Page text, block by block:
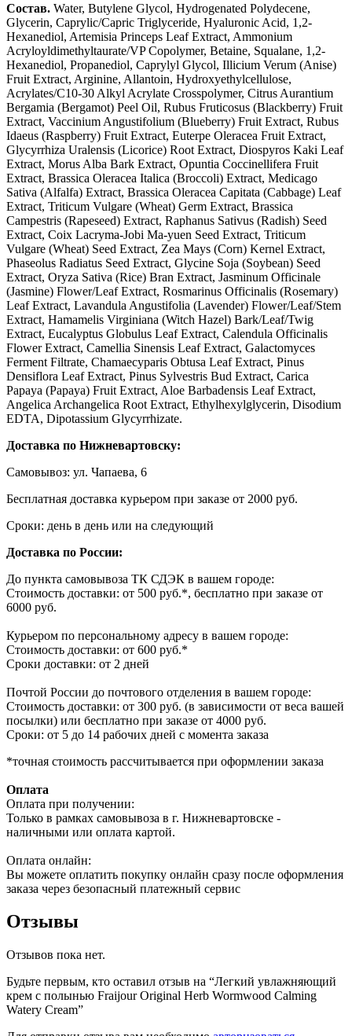
Состав. Water, Butylene Glycol, Hydrogenated Polydecene,
Glycerin, Caprylic/Capric Triglyceride, Hyaluronic Acid, 1,2-
Hexanediol, Artemisia Princeps Leaf Extract, Ammonium
Acryloyldimethyltaurate/VP Copolymer, Betaine, Squalane, 1,2-
Hexanediol, Propanediol, Caprylyl Glycol, Illicium Verum (Anise)
Fruit Extract, Arginine, Allantoin, Hydroxyethylcellulose,
Acrylates/C10-30 Alkyl Acrylate Crosspolymer, Citrus Aurantium
Bergamia (Bergamot) Peel Oil, Rubus Fruticosus (Blackberry) Fruit
Extract, Vaccinium Angustifolium (Blueberry) Fruit Extract, Rubus
Idaeus (Raspberry) Fruit Extract, Euterpe Oleracea Fruit Extract,
Glycyrrhiza Uralensis (Licorice) Root Extract, Diospyros Kaki Leaf
Extract, Morus Alba Bark Extract, Opuntia Coccinellifera Fruit
Extract, Brassica Oleracea Italica (Broccoli) Extract, Medicago
Sativa (Alfalfa) Extract, Brassica Oleracea Capitata (Cabbage) Leaf
Extract, Triticum Vulgare (Wheat) Germ Extract, Brassica
Campestris (Rapeseed) Extract, Raphanus Sativus (Radish) Seed
Extract, Coix Lacryma-Jobi Ma-yuen Seed Extract, Triticum
Vulgare (Wheat) Seed Extract, Zea Mays (Corn) Kernel Extract,
Phaseolus Radiatus Seed Extract, Glycine Soja (Soybean) Seed
Extract, Oryza Sativa (Rice) Bran Extract, Jasminum Officinale
(Jasmine) Flower/Leaf Extract, Rosmarinus Officinalis (Rosemary)
Leaf Extract, Lavandula Angustifolia (Lavender) Flower/Leaf/Stem
Extract, Hamamelis Virginiana (Witch Hazel) Bark/Leaf/Twig
Extract, Eucalyptus Globulus Leaf Extract, Calendula Officinalis
Flower Extract, Camellia Sinensis Leaf Extract, Galactomyces
Ferment Filtrate, Chamaecyparis Obtusa Leaf Extract, Pinus
Densiflora Leaf Extract, Pinus Sylvestris Bud Extract, Carica
Papaya (Papaya) Fruit Extract, Aloe Barbadensis Leaf Extract,
Angelica Archangelica Root Extract, Ethylhexylglycerin, Disodium
EDTA, Dipotassium Glycyrrhizate.
Доставка по Нижневартовску:
Самовывоз: ул. Чапаева, 6
Бесплатная доставка курьером при заказе от 2000 руб.
Сроки: день в день или на следующий
Доставка по России:
До пункта самовывоза ТК СДЭК в вашем городе:
Стоимость доставки: от 500 руб.*, бесплатно при заказе от
6000 руб.
Курьером по персональному адресу в вашем городе:
Стоимость доставки: от 600 руб.*
Сроки доставки: от 2 дней
Почтой России до почтового отделения в вашем городе:
Стоимость доставки: от 300 руб. (в зависимости от веса вашей
посылки) или бесплатно при заказе от 4000 руб.
Сроки: от 5 до 14 рабочих дней с момента заказа
*точная стоимость рассчитывается при оформлении заказа
Оплата
Оплата при получении:
Только в рамках самовывоза в г. Нижневартовске -
наличными или оплата картой.
Оплата онлайн:
Вы можете оплатить покупку онлайн сразу после оформления
заказа через безопасный платежный сервис
Отзывы
Отзывов пока нет.
Будьте первым, кто оставил отзыв на “Легкий увлажняющий
крем с полынью Fraijour Original Herb Wormwood Calming
Watery Cream”